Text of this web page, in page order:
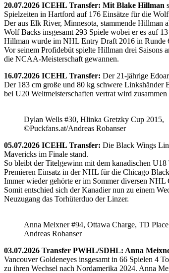
20.07.2026 ICEHL Transfer: Mit Blake Hillman
Spielzeiten in Hartford auf 176 Einsätze für die
Der aus Elk River, Minnesota, stammende
Wolf Backs insgesamt 293 Spiele wobei er es auf
Hillman wurde im NHL Entry Draft 2016 in Runde
Vor seinem Profidebüt spielte Hillman drei
die NCAA-Meisterschaft gewannen.
16.07.2026 ICEHL Transfer: Der 21-jährige
Der 183 cm große und 80 kg schwere
bei U20 Weltmeisterschaften vertrat wird
Dylan Wells #30, Hlinka Gretzky Cup 2015,
©Puckfans.at/Andreas Robanser
05.07.2026 ICEHL Transfer: Die Black Wings
Mavericks im Finale stand.
So bleibt der Titelgewinn mit dem kanadischen
Premieren Einsatz in der NHL für die Chicago
Immer wieder gehörte er im Sommer diversen
Somit entschied sich der Kanadier nun zu einem
Neuzugang das Torhüterduo der Linzer.
Anna Meixner #94, Ottawa Charge, TD
Andreas Robanser
03.07.2026 Transfer PWHL/SDHL: Anna
Vancouver Goldeneyes insgesamt in 66 Spielen 4
zu ihren Wechsel nach Nordamerika 2024. Anna